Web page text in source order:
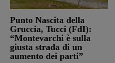
Punto Nascita della
Gruccia, Tucci (FdI):
“Montevarchi è sulla
giusta strada di un
aumento dei parti”